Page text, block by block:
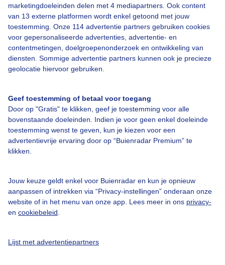
marketingdoeleinden delen met 4 mediapartners. Ook content
van 13 externe platformen wordt enkel getoond met jouw
toestemming. Onze 114 advertentie partners gebruiken cookies
voor gepersonaliseerde advertenties, advertentie- en
contentmetingen, doelgroepenonderzoek en ontwikkeling van
diensten. Sommige advertentie partners kunnen ook je precieze
geolocatie hiervoor gebruiken.
Geef toestemming of betaal voor toegang
Door op "Gratis" te klikken, geef je toestemming voor alle
bovenstaande doeleinden. Indien je voor geen enkel doeleinde
toestemming wenst te geven, kun je kiezen voor een
advertentievrije ervaring door op “Buienradar Premium” te
klikken.
Jouw keuze geldt enkel voor Buienradar en kun je opnieuw
aanpassen of intrekken via “Privacy-instellingen” onderaan onze
website of in het menu van onze app. Lees meer in ons privacy-
en cookiebeleid
Lijst met advertentiepartners
Over Buienradar
Veelgestelde vragen
Contact
Toegankelijkheid
Gebruikersvoorwaarden
Buienradar Team
Privacy beleid
Cookie beleid